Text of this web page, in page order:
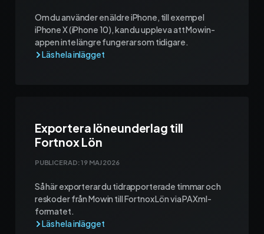
Om du använder en äldre iPhone, till exempel
iPhone X (iPhone 10), kan du uppleva att Mowin-
appen inte längre fungerar som tidigare.
Exportera löneunderlag till
Fortnox Lön
PUBLICERAD:19 MAJ 2026
Så här exporterar du tidrapporterade timmar och
reskoder från Mowin till Fortnox Lön via PAXml-
formatet.